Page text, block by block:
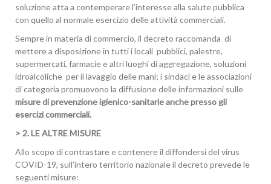
soluzione atta a contemperare l’interesse alla salute pubblica
con quello al normale esercizio delle attività commerciali.
Sempre in materia di commercio, il decreto raccomanda di
mettere a disposizione in tutti i locali pubblici, palestre,
supermercati, farmacie e altri luoghi di aggregazione, soluzioni
idroalcoliche per il lavaggio delle mani; i sindaci e le associazioni
di categoria promuovono la diffusione delle informazioni sulle
misure di prevenzione igienico-sanitarie anche presso gli
esercizi commerciali.
> 2. LE ALTRE MISURE
Allo scopo di contrastare e contenere il diffondersi del virus
COVID-19, sull’intero territorio nazionale il decreto prevede le
seguenti misure: